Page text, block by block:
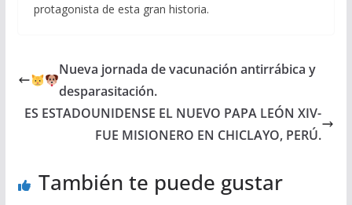
protagonista de esta gran historia.
Nueva jornada de vacunación antirrábica y
desparasitación.
ES ESTADOUNIDENSE EL NUEVO PAPA LEÓN XIV-
FUE MISIONERO EN CHICLAYO, PERÚ.
También te puede gustar